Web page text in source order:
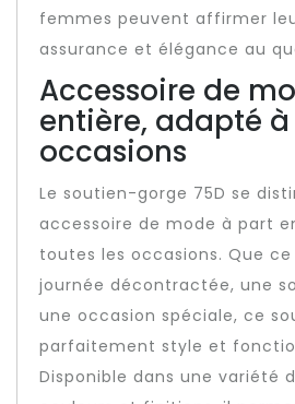
femmes peuvent affirmer
assurance et élégance au
Accessoire de
entière, adapté
occasions
Le soutien-gorge 75D se
accessoire de mode à part
toutes les occasions. Que
journée décontractée, une
une occasion spéciale, ce
parfaitement style et
Disponible dans une variété